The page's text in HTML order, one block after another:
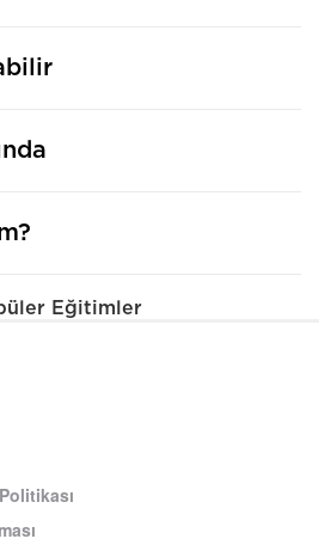
Eğitimler